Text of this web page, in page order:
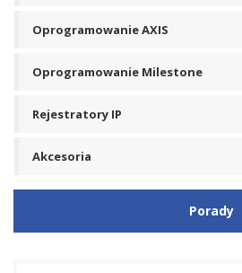
Oprogramowanie AXIS
Oprogramowanie Milestone
Rejestratory IP
Akcesoria
Porady